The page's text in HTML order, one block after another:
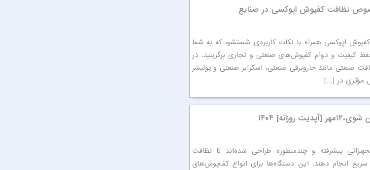
نظافت کفپوش اپوکسی در صنایع
اپوکسی همراه با نکات کاربردی شستشو، که به شما
کیفیت و دوام کفپوش‌های صنعتی و تجاری برگزینید. در
صنعتی مانند جاروبرقی صنعتی، اسکرابر صنعتی و پولیشر
مؤثری در […]
۱۴۰۴
پیشرفته و چندمنظوره طراحی شده‌اند تا نظافت
انجام دهند. این دستگاه‌ها برای انواع کف‌پوش‌های